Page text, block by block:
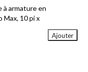
à armature en
Max, 10 pi x
Ajouter